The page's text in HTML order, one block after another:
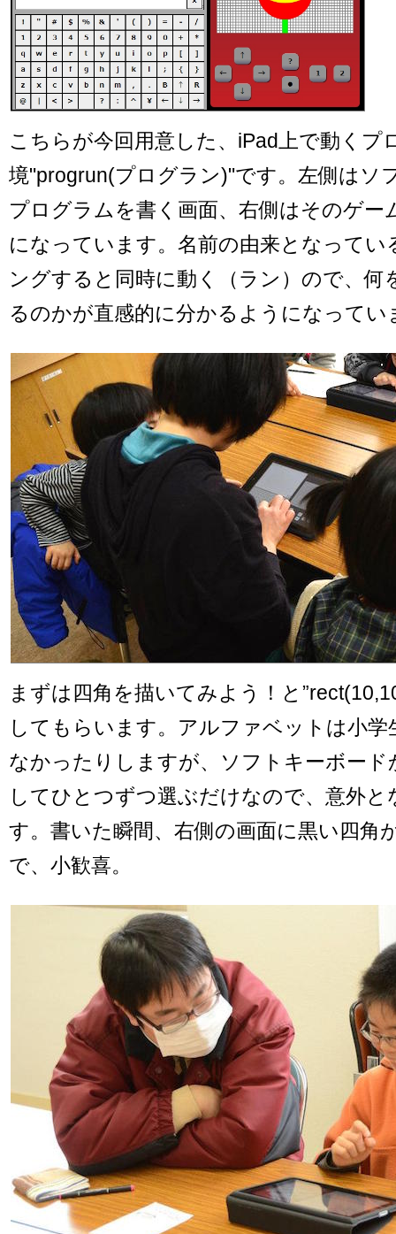
こちらが今回用意した、iPad上で動くプ
境"progrun(プログラン)"です。左側はソ
プログラムを書く画面、右側はそのゲー
になっています。名前の由来となってい
ングすると同時に動く（ラン）ので、何
るのかが直感的に分かるようになってい
まずは四角を描いてみよう！と
してもらいます。アルファベットは小
なかったりしますが、ソフトキーボード
してひとつずつ選ぶだけなので、意外
す。書いた瞬間、右側の画面に黒い四角
で、小歓喜。